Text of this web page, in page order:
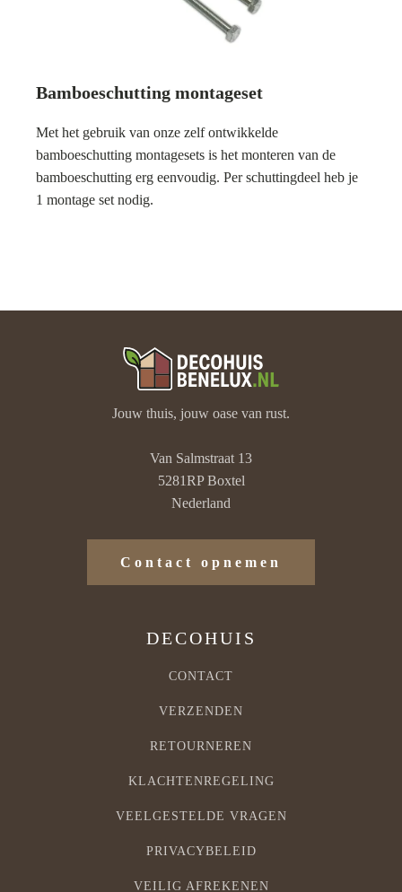
Bamboeschutting montageset
Met het gebruik van onze zelf ontwikkelde
bamboeschutting montagesets is het monteren van de
bamboeschutting erg eenvoudig. Per schuttingdeel heb je
1 montage set nodig.
Jouw thuis, jouw oase van rust.
Van Salmstraat 13
5281RP Boxtel
Nederland
Contact opnemen
DECOHUIS
CONTACT
VERZENDEN
RETOURNEREN
KLACHTENREGELING
VEELGESTELDE VRAGEN
PRIVACYBELEID
VEILIG AFREKENEN